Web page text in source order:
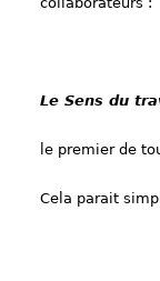
Le Sens du
le premier de
Cela parait